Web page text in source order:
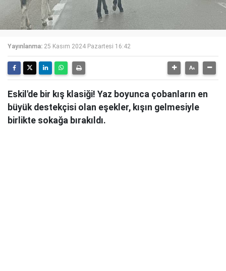
Yayınlanma: 25 Kasım 2024 Pazartesi 16:42
Eskil'de bir kış klasiği! Yaz boyunca çobanların en
büyük destekçisi olan eşekler, kışın gelmesiyle
birlikte sokağa bırakıldı.